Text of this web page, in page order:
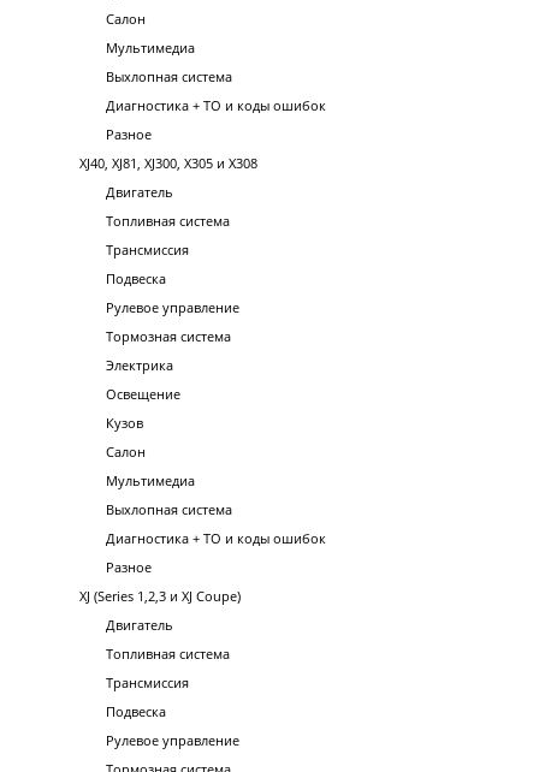
Салон
Мультимедиа
Выхлопная система
Диагностика + ТО и коды ошибок
Разное
XJ40, XJ81, XJ300, X305 и X308
Двигатель
Топливная система
Трансмиссия
Подвеска
Рулевое управление
Тормозная система
Электрика
Освещение
Кузов
Салон
Мультимедиа
Выхлопная система
Диагностика + ТО и коды ошибок
Разное
XJ (Series 1,2,3 и XJ Coupe)
Двигатель
Топливная система
Трансмиссия
Подвеска
Рулевое управление